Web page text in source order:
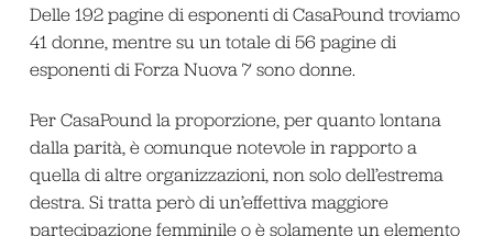
Delle 192 pagine di esponenti di CasaPound troviamo
41 donne, mentre su un totale di 56 pagine di
esponenti di Forza Nuova 7 sono donne.
Per CasaPound la proporzione, per quanto lontana
dalla parità, è comunque notevole in rapporto a
quella di altre organizzazioni, non solo dell’estrema
destra. Si tratta però di un’effettiva maggiore
partecipazione femminile o è solamente un elemento